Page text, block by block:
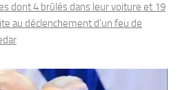
dont 4 brûlés dans leur voiture et 19
au déclenchement d’un feu de